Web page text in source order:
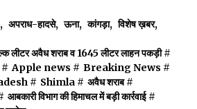
, अपराध-हादसे, ऊना, कांगड़ा, विशेष ख़बर,
लीटर अवैध शराब व 1645 लीटर लाहन पकड़ी#
Apple news # Breaking News #
# Shimla# अवैध शराब#
आबकारी विभाग की हिमाचल में बड़ी कार्रवाई#